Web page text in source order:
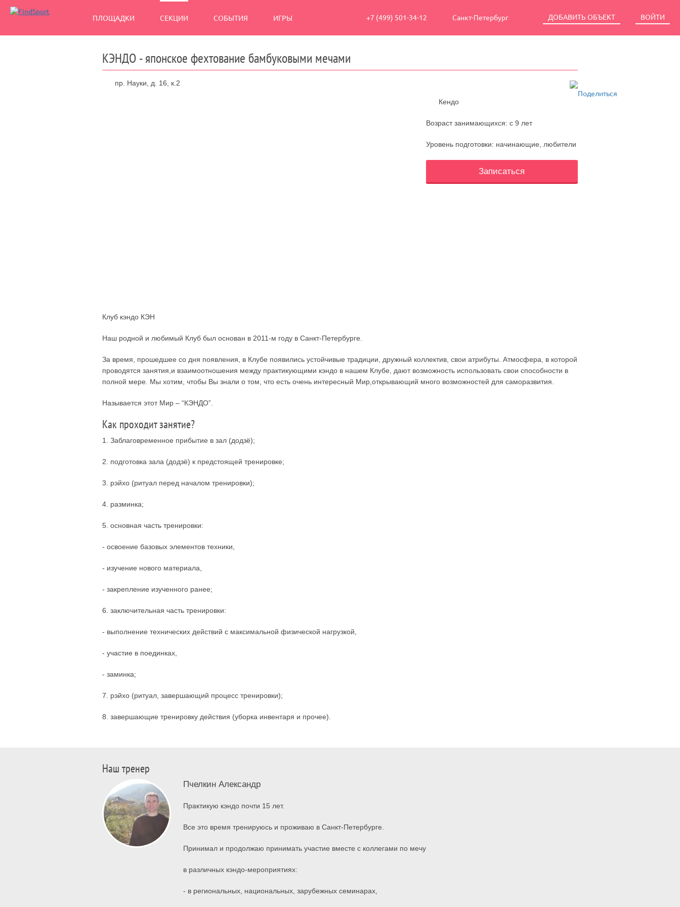
ПЛОЩАДКИ СЕКЦИИ СОБЫТИЯ ИГРЫ +7 (499) 501-34-12 Санкт-Петербург ДОБАВИТЬ ОБЪЕКТ ВОЙТИ
КЭНДО - японское фехтование бамбуковыми мечами
пр. Науки, д. 16, к.2
Кендо
Возраст занимающихся: с 9 лет
Уровень подготовки: начинающие, любители
Записаться
Клуб кэндо КЭН
Наш родной и любимый Клуб был основан в 2011-м году в Санкт-Петербурге.
За время, прошедшее со дня появления, в Клубе появились устойчивые традиции, дружный коллектив, свои атрибуты. Атмосфера, в которой
проводятся занятия,и взаимоотношения между практикующими кэндо в нашем Клубе, дают возможность использовать свои способности в
полной мере. Мы хотим, чтобы Вы знали о том, что есть очень интересный Мир,открывающий много возможностей для саморазвития.
Называется этот Мир – “КЭНДО”.
Как проходит занятие?
1. Заблаговременное прибытие в зал (додзё);
2. подготовка зала (додзё) к предстоящей тренировке;
3. рэйхо (ритуал перед началом тренировки);
4. разминка;
5. основная часть тренировки:
- освоение базовых элементов техники,
- изучение нового материала,
- закрепление изученного ранее;
6. заключительная часть тренировки:
- выполнение технических действий с максимальной физической нагрузкой,
- участие в поединках,
- заминка;
7. рэйхо (ритуал, завершающий процесс тренировки);
8. завершающие тренировку действия (уборка инвентаря и прочее).
Наш тренер
Пчелкин Александр
Практикую кэндо почти 15 лет.
Все это время тренируюсь и проживаю в Санкт-Петербурге.
Принимал и продолжаю принимать участие вместе с коллегами по мечу
в различных кэндо-мероприятиях:
- в региональных, национальных, зарубежных семинарах,